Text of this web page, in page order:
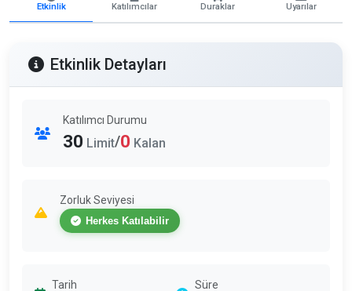
Etkinlik Katılımcılar Duraklar Uyarılar
Etkinlik Detayları
Katılımcı Durumu
30 Limit/0 Kalan
Zorluk Seviyesi
Herkes Katılabilir
Tarih Süre